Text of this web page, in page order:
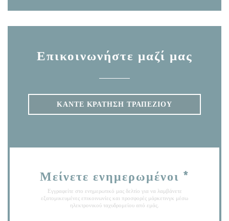
Επικοινωνήστε μαζί μας
ΚΆΝΤΕ ΚΡΆΤΗΣΗ ΤΡΑΠΕΖΙΟΎ
Μείνετε ενημερωμένοι *
Εγγραφείτε στο ενημερωτικό μας δελτίο για να λαμβάνετε
εξατομικευμένες επικοινωνίες και προσφορές μάρκετινγκ μέσω
ηλεκτρονικού ταχυδρομείου από εμάς.